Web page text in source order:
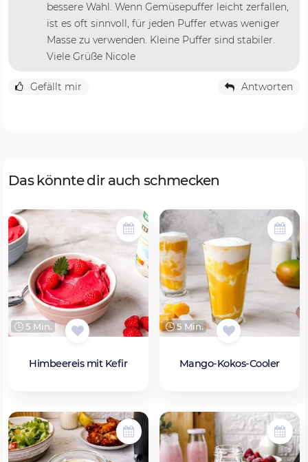
bessere Wahl. Wenn Gemüsepuffer leicht zerfallen,
ist es oft sinnvoll, für jeden Puffer etwas weniger
Masse zu verwenden. Kleine Puffer sind stabiler.
Viele Grüße Nicole
Gefällt mir Antworten
Das könnte dir auch schmecken
5 Min.
Himbeereis mit Kefir
5 Min.
Mango-Kokos-Cooler